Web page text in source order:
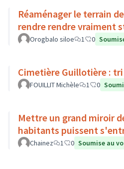
Réaménager le terrain
rendre rendre vraiment
Orogbalo siloe 1 0
Cimetière Guillotière :
FOUILLIT Michèle 1 0
Mettre un grand miroir
habitants puissent
Chainez 1 0 Soumise au